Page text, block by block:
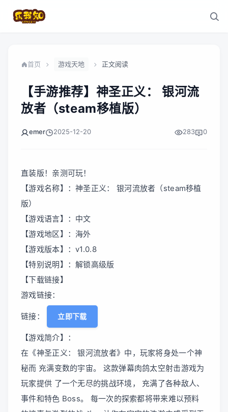
首页 游戏天地 正文阅读
【手游推荐】神圣正义： 银河流
放者（steam移植版）
emer 2025-12-20 283 0
直装版！亲测可玩！
【游戏名称】：神圣正义： 银河流放者（steam移植
版）
【游戏语言】：中文
【游戏地区】：海外
【游戏版本】：v1.0.8
【特别说明】：解锁高级版
【下载链接】
游戏链接：
链接： 立即下载
【游戏简介】：
在《神圣正义： 银河流放者》中，玩家将身处一个神
秘而 充满变数的宇宙。 这款弹幕肉鸽太空射击游戏为
玩家提供 了一个无尽的挑战环境， 充满了各种敌人、
事件和特色 Boss。 每一次的探索都将带来难以预料